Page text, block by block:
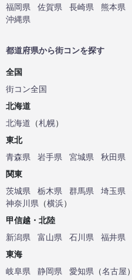
福岡県
佐賀県 長崎県 熊本県
沖縄県
都道府県から街コンを探す
全国
街コン全国
北海道
北海道 （札幌）
東北
青森県
岩手県 宮城県 秋田県
関東
茨城県
栃木県 群馬県 埼玉県
神奈川県 （横浜）
甲信越・北陸
新潟県
富山県 石川県 福井県
東海
岐阜県
静岡県 愛知県 （名古屋）